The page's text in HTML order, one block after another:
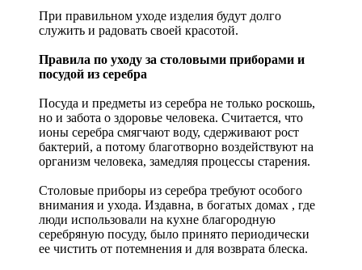
При правильном уходе изделия будут долго
служить и радовать своей красотой.
Правила по уходу за столовыми приборами и
посудой из серебра
Посуда и предметы из серебра не только роскошь,
но и забота о здоровье человека. Считается, что
ионы серебра смягчают воду, сдерживают рост
бактерий, а потому благотворно воздействуют на
организм человека, замедляя процессы старения.
Столовые приборы из серебра требуют особого
внимания и ухода. Издавна, в богатых домах , где
люди использовали на кухне благородную
серебряную посуду, было принято периодически
ее чистить от потемнения и для возврата блеска.